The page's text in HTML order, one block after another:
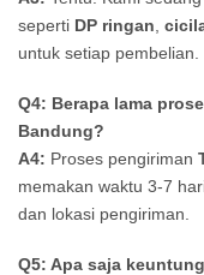
seperti DP ringan,
untuk setiap pembelian.
Q4: Berapa lama
Bandung?
A4: Proses pengiriman
memakan waktu 3-7
dan lokasi pengiriman.
Q5: Apa saja